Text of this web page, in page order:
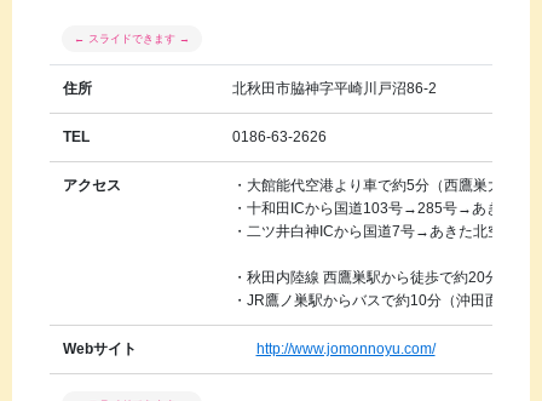
住所 北秋田市脇神字平崎川戸沼86-2
TEL 0186-63-2626
アクセス
・大館能代空港より車で約5分（西鷹巣大橋手
・十和田ICから国道103号→285号→あきた北
・二ツ井白神ICから国道7号→あきた北空港線
・秋田内陸線 西鷹巣駅から徒歩で約20分（西
・JR鷹ノ巣駅からバスで約10分（沖田面行・
Webサイト http://www.jomonnoyu.com/